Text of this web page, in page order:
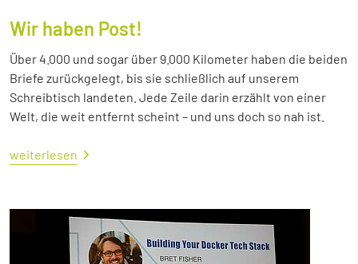
Wir haben Post!
Über 4.000 und sogar über 9.000 Kilometer haben die beiden
Briefe zurückgelegt, bis sie schließlich auf unserem
Schreibtisch landeten. Jede Zeile darin erzählt von einer
Welt, die weit entfernt scheint – und uns doch so nah ist.
weiterlesen